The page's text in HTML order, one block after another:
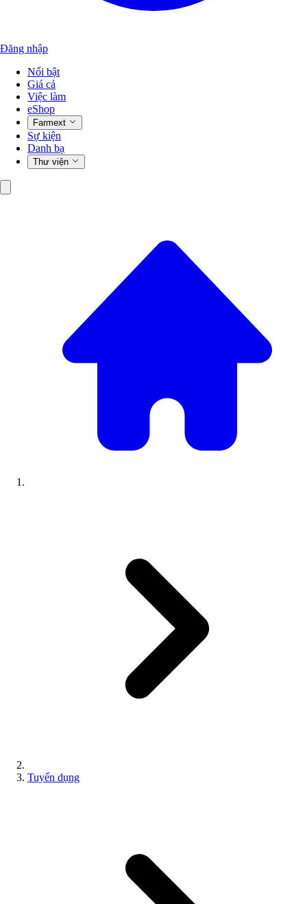
Đăng nhập
Nổi bật
Giá cả
Việc làm
eShop
Farmext
Sự kiện
Danh bạ
Thư viện
Tuyển dụng